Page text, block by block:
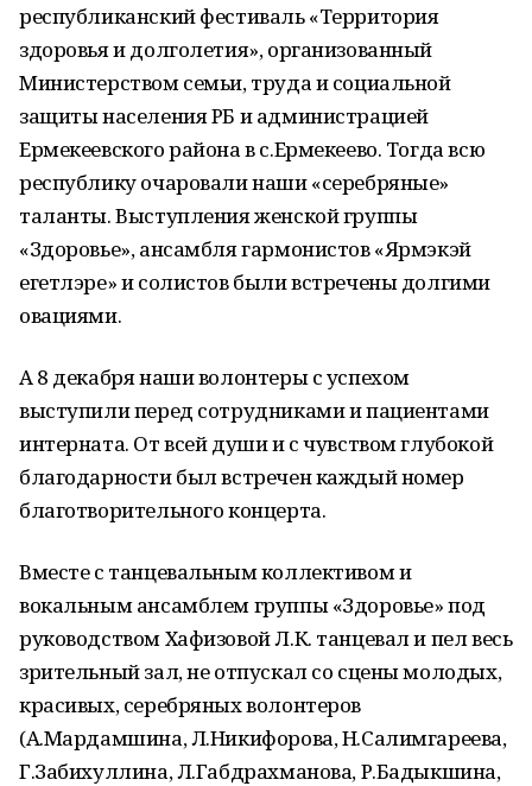
республиканский фестиваль «Территория
здоровья и долголетия», организованный
Министерством семьи, труда и социальной
защиты населения РБ и администрацией
Ермекеевского района в с.Ермекеево. Тогда всю
республику очаровали наши «серебряные»
таланты. Выступления женской группы
«Здоровье», ансамбля гармонистов «Ярмэкэй
егетлэре» и солистов были встречены долгими
овациями.
А 8 декабря наши волонтеры с успехом
выступили перед сотрудниками и пациентами
интерната. От всей души и с чувством глубокой
благодарности был встречен каждый номер
благотворительного концерта.
Вместе с танцевальным коллективом и
вокальным ансамблем группы «Здоровье» под
руководством Хафизовой Л.К. танцевал и пел весь
зрительный зал, не отпускал со сцены молодых,
красивых, серебряных волонтеров
(А.Мардамшина, Л.Никифорова, Н.Салимгареева,
Г.Забихуллина, Л.Габдрахманова, Р.Бадыкшина,